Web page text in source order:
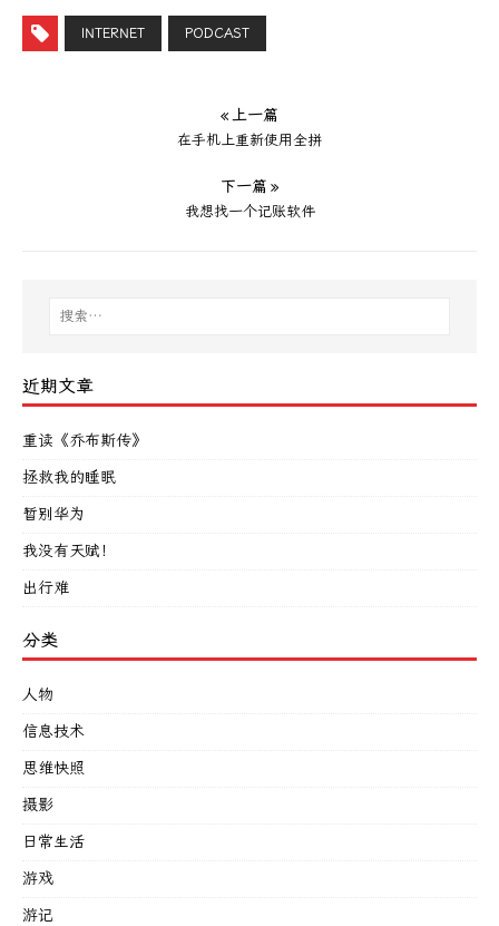
INTERNET PODCAST
« 上一篇
在手机上重新使用全拼
下一篇 »
我想找一个记账软件
近期文章
重读《乔布斯传》
拯救我的睡眠
暂别华为
我没有天赋！
出行难
分类
人物
信息技术
思维快照
摄影
日常生活
游戏
游记